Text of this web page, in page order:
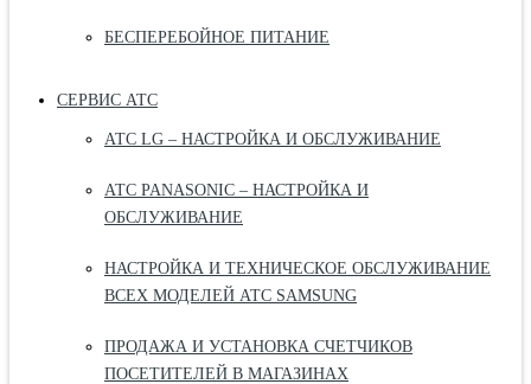
БЕСПЕРЕБОЙНОЕ ПИТАНИЕ
СЕРВИС АТС
АТС LG – НАСТРОЙКА И ОБСЛУЖИВАНИЕ
АТС PANASONIC – НАСТРОЙКА И
ОБСЛУЖИВАНИЕ
НАСТРОЙКА И ТЕХНИЧЕСКОЕ ОБСЛУЖИВАНИЕ
ВСЕХ МОДЕЛЕЙ АТС SAMSUNG
ПРОДАЖА И УСТАНОВКА СЧЕТЧИКОВ
ПОСЕТИТЕЛЕЙ В МАГАЗИНАХ